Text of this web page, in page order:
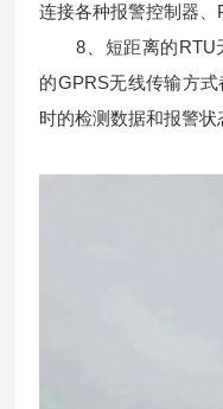
连接各种报警控制器、
8、短距离的RTU
的GPRS无线传输方
时的检测数据和报警状